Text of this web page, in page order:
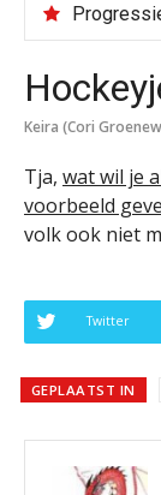
Keira (Cori
Tja, wat wil je
voorbeeld
volk ook niet
Twitter
GEPLAATST IN